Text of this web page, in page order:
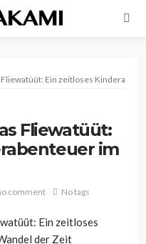
Fliewatüüt: Ein zeitloses
Fliewatüüt:
im
comment No tags